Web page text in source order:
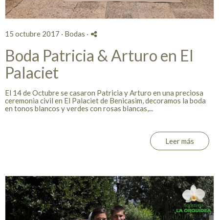
15 octubre 2017 · Bodas ·
Boda Patricia & Arturo en El
Palaciet
El 14 de Octubre se casaron Patricia y Arturo en una preciosa
ceremonia civil en El Palaciet de Benicasim, decoramos la boda
en tonos blancos y verdes con rosas blancas,...
Leer más